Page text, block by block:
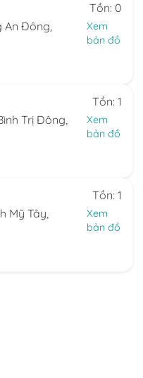
Tồn: 0
An Đông,
Xem
bản đồ
Tồn: 1
Trị Đông,
Xem
bản đồ
Tồn: 1
Mỹ Tây,
Xem
bản đồ